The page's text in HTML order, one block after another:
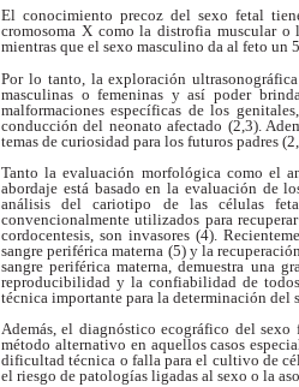
El conocimiento precoz del sexo fetal
cromosoma X como ladistrofia muscular
mientras que el sexo masculino da al feto un
Por lo tanto, la exploración
masculinas o femeninas y así poder
malformaciones específicas delos
conducción del neonato afectado (2,3).
temas de curiosidad para los futuros padres
Tanto la evaluación morfológica como el
abordaje está basado en la evaluación de
análisis del cariotipo de las células
convencionalmente utilizados para
cordocentesis, son invasores (4).
sangre periférica materna (5) y la
sangre periférica materna, demuestra una
reproducibilidady la confiabilidad de
técnica importante para la determinación del
Además, el diagnóstico ecográfico del
método alternativo en aquellos casos
dificultad técnica o falla para el cultivo de
el riesgo de patologías ligadas al sexo o la